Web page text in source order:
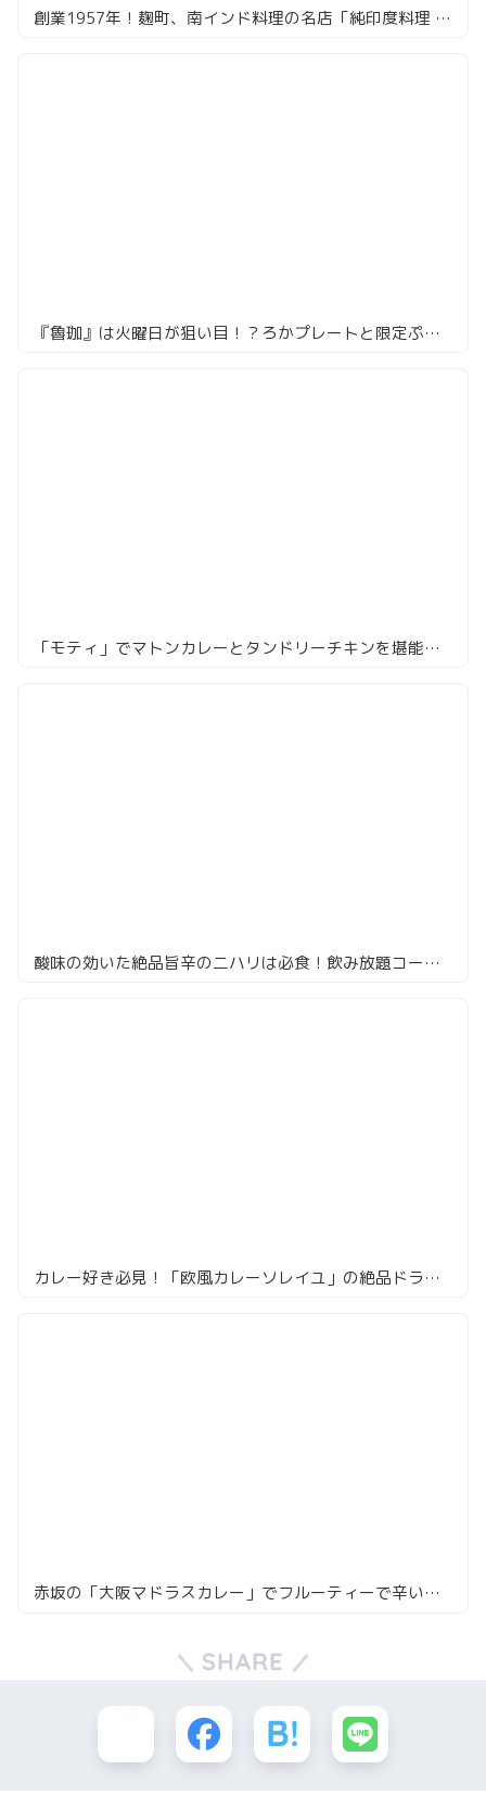
創業1957年！麹町、南インド料理の名店「純印度料理 AJANTA」
『魯珈』は火曜日が狙い目！？ろかプレートと限定ぷちカレーの混ぜ混ぜの美学
「モティ」でマトンカレーとタンドリーチキンを堪能！暑い夏をスパイスで乗り切ろう
酸味の効いた絶品旨辛の二ハリは必食！飲み放題コースで大満足なカレー屋
カレー好き必見！「欧風カレーソレイユ」の絶品ドライカレーに感動
赤坂の「大阪マドラスカレー」でフルーティーで辛いカレーを楽しむ
SHARE